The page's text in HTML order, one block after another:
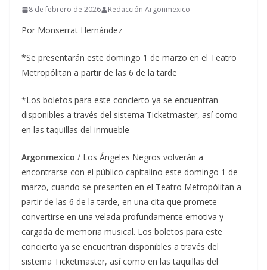
8 de febrero de 2026 Redacción Argonmexico
Por Monserrat Hernández
*Se presentarán este domingo 1 de marzo en el Teatro
Metropólitan a partir de las 6 de la tarde
*Los boletos para este concierto ya se encuentran
disponibles a través del sistema Ticketmaster, así como
en las taquillas del inmueble
Argonmexico / Los Ángeles Negros volverán a
encontrarse con el público capitalino este domingo 1 de
marzo, cuando se presenten en el Teatro Metropólitan a
partir de las 6 de la tarde, en una cita que promete
convertirse en una velada profundamente emotiva y
cargada de memoria musical. Los boletos para este
concierto ya se encuentran disponibles a través del
sistema Ticketmaster, así como en las taquillas del